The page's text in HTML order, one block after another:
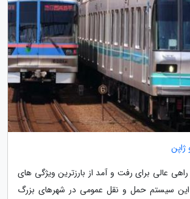
ژاپن
راهی عالی برای رفت و آمد از بارزترین ویژگی های
این سیستم حمل و نقل عمومی در شهرهای بزرگ